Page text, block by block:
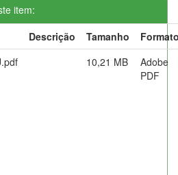
item:
Descrição Tamanho
10,21 MB
Adobe
PDF